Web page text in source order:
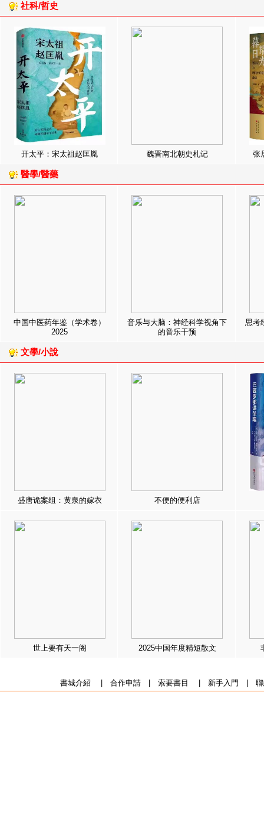
社科/哲史
开太平：宋太祖赵匡胤 魏晋南北朝史札记 张
醫學/醫藥
中国中医药年鉴（学术卷）
2025
音乐与大脑：神经科学视角下
的音乐干预
思考
文學/小說
盛唐诡案组：黄泉的嫁衣 不便的便利店
世上要有天一阁 2025中国年度精短散文
書城介紹 合作申請| 索要書目 新手入門